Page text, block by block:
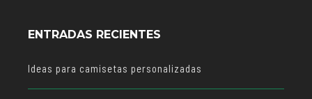
ENTRADAS RECIENTES
Ideas para camisetas personalizadas